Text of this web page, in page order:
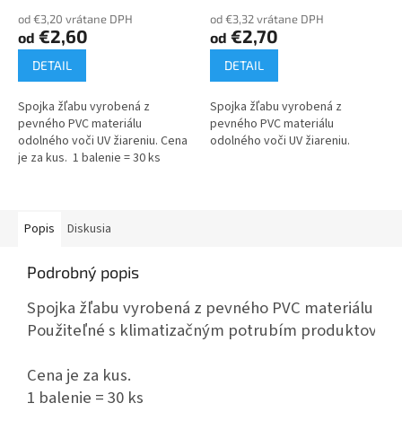
od €3,20 vrátane DPH
od €2,60
DETAIL
Spojka žľabu vyrobená z
pevného PVC materiálu
odolného voči UV žiareniu. Cena
je za kus. 1 balenie = 30 ks
od €3,32 vrátane DPH
od €2,70
DETAIL
Spojka žľabu vyrobená z
pevného PVC materiálu
odolného voči UV žiareniu.
Popis Diskusia
Podrobný popis
Spojka žľabu vyrobená z pevného PVC materiálu
Použiteľné s klimatizačným potrubím
Cena je za kus.
1 balenie = 30 ks